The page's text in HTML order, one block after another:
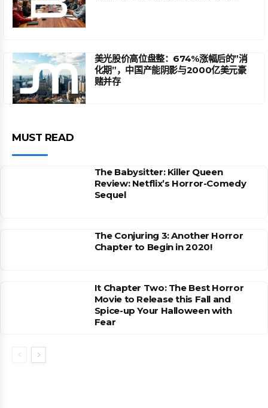
美光股价高位盘整：674%涨幅后的”消
化期”，中国产能阴影与2000亿美元豪
赌并存
MUST READ
The Babysitter: Killer Queen
Review: Netflix’s Horror-Comedy
Sequel
The Conjuring 3: Another Horror
Chapter to Begin in 2020!
It Chapter Two: The Best Horror
Movie to Release this Fall and
Spice-up Your Halloween with
Fear